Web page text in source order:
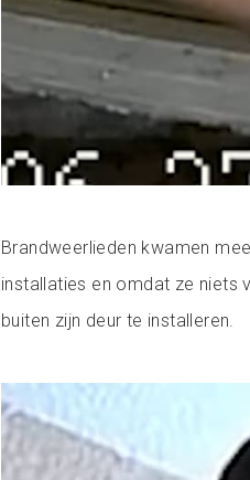
Brandweerlieden kwamen
installaties en omdat ze niets
buiten zijn deur te installeren.